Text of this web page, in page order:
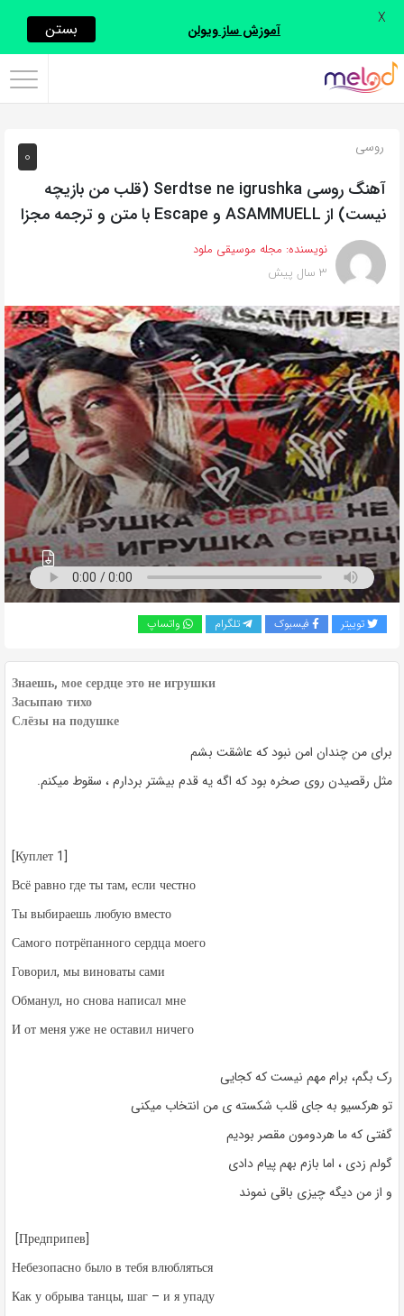
اشتراک
با
از
روش‌های
زیر
این
صفحه
را
با
دوستان
خود
به
اشتراک
بگذارید.
کپی
لینک
0 روسی
آهنگ روسی Serdtse ne igrushka (قلب من بازیچه
نیست) از ASAMMUELL و Escape با متن و ترجمه مجزا
نویسنده: مجله موسیقی ملود
3 سال پیش
توییتر فیسبوک تلگرام واتساپ
Знаешь, мое сердце это не игрушки
Засыпаю тихо
Слёзы на подушке
برای من چندان امن نبود که عاشقت بشم
مثل رقصیدن روی صخره بود که اگه یه قدم بیشتر بردارم ، سقوط میکنم.
[Куплет 1]
Всё равно где ты там, если честно
Ты выбираешь любую вместо
Самого потрёпанного сердца моего
Говорил, мы виноваты сами
Обманул, но снова написал мне
И от меня уже не оставил ничего
رک بگم، برام مهم نیست که کجایی
تو هرکسیو به جای قلب شکسته ی من انتخاب میکنی
گفتی که ما هردومون مقصر بودیم
گولم زدی ، اما بازم بهم پیام دادی
و از من دیگه چیزی باقی نموند
[Предприпев]
Небезопасно было в тебя влюбляться
Как у обрыва танцы, шаг – и я упаду
آموزش ساز ویولن بستن X